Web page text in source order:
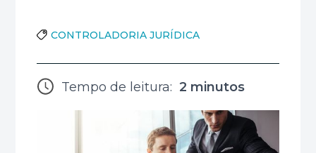
CONTROLADORIA JURÍDICA
Tempo de leitura: 2 minutos